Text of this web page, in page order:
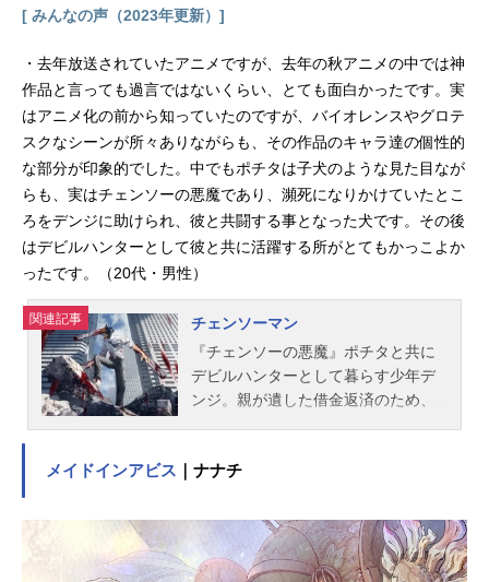
[ みんなの声（2023年更新）]
・去年放送されていたアニメですが、去年の秋アニメの中では神
作品と言っても過言ではないくらい、とても面白かったです。実
はアニメ化の前から知っていたのですが、バイオレンスやグロテ
スクなシーンが所々ありながらも、その作品のキャラ達の個性的
な部分が印象的でした。中でもポチタは子犬のような見た目なが
らも、実はチェンソーの悪魔であり、瀕死になりかけていたとこ
ろをデンジに助けられ、彼と共闘する事となった犬です。その後
はデビルハンターとして彼と共に活躍する所がとてもかっこよか
ったです。（20代・男性）
関連記事
チェンソーマン
『チェンソーの悪魔』ポチタと共に
デビルハンターとして暮らす少年デ
ンジ。親が遺した借金返済のため、
中、デンジはポチタと契約し、悪魔
ン』として蘇る──。作品名チェンソ
ーマン放送形態TVアニメスケジュー
ル2022年10月11日（火）～2022年1
メイドインアビス ｜ナナチ